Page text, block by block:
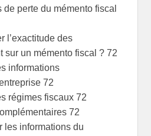
perte du mémento fiscal
l’exactitude des
sur un mémento fiscal ? 72
informations
72
régimes fiscaux 72
72
les informations du